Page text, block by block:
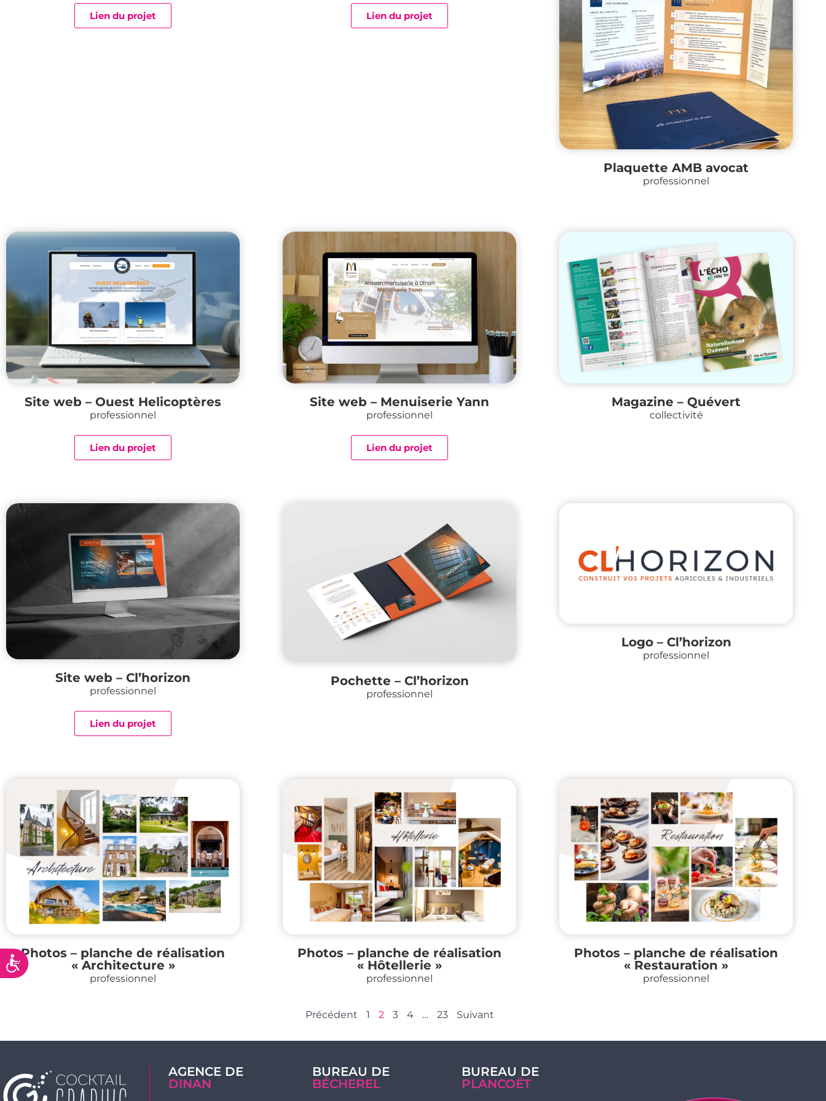
Accessibilité
Lien du projet Lien du projet
Plaquette AMB avocat
professionnel
Site web – Ouest Helicoptères
professionnel
Lien du projet
Site web – Menuiserie Yann
professionnel
Lien du projet
Magazine – Quévert
collectivité
Site web – Cl’horizon
professionnel
Lien du projet
Pochette – Cl’horizon
professionnel
Logo – Cl’horizon
professionnel
Photos – planche de réalisation
« Architecture »
professionnel
Photos – planche de réalisation
« Hôtellerie »
professionnel
Photos – planche de réalisation
« Restauration »
professionnel
Précédent 1 2 3 4 … 23 Suivant
AGENCE DE
DINAN
BUREAU DE
BÉCHEREL
BUREAU DE
PLANCOËT